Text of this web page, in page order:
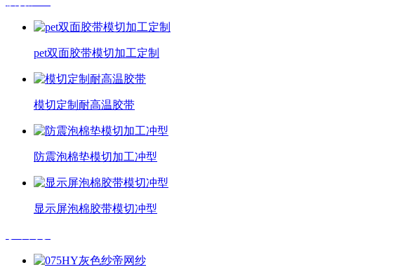
pet双面胶带模切加工定制
模切定制耐高温胶带
防震泡棉垫模切加工冲型
显示屏泡棉胶带模切冲型